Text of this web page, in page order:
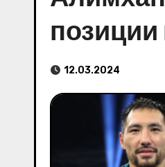
позиции
12.03.2024